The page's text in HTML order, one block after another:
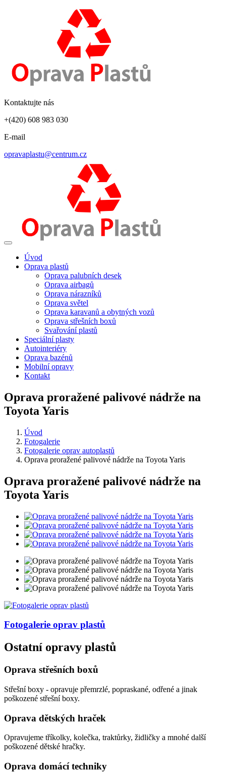
Kontaktujte nás
+(420) 608 983 030
E-mail
opravaplastu@centrum.cz
Úvod
Oprava plastů
Oprava palubních desek
Oprava airbagů
Oprava nárazníků
Oprava světel
Oprava karavanů a obytných vozů
Oprava střešních boxů
Svařování plastů
Speciální plasty
Autointeriéry
Oprava bazénů
Mobilní opravy
Kontakt
Oprava proražené palivové nádrže na
Toyota Yaris
Úvod
Fotogalerie
Fotogalerie oprav autoplastů
Oprava proražené palivové nádrže na Toyota Yaris
Oprava proražené palivové nádrže na
Toyota Yaris
Fotogalerie oprav plastů
Ostatní opravy plastů
Oprava střešních boxů
Střešní boxy - opravuje přemrzlé, popraskané, odřené a jinak
poškozené střešní boxy.
Oprava dětských hraček
Opravujeme tříkolky, kolečka, traktůrky, židličky a mnohé další
poškozené dětské hračky.
Oprava domácí techniky